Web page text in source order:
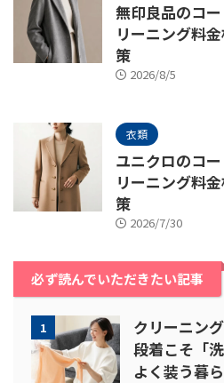
無印良品のコ
リーニング料
策
2026/8/5
衣類
ユニクロのコ
リーニング料
策
2026/7/30
必ず読んでいただきたい記事
1
クリーニン
段着こそ「
よく装う暮